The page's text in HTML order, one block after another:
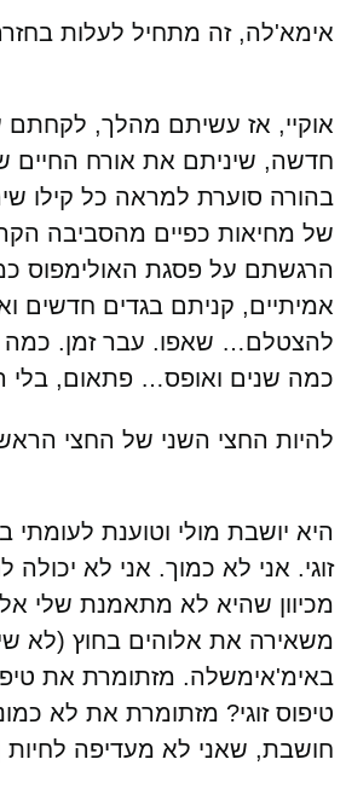
אימא'לה, זה מתחיל לעלות
אוקיי, אז עשיתם מהלך,
חדשה, שיניתם את אורח
בהורה סוערת למראה כל קילו
של מחיאות כפיים מהסביבה
הרגשתם על פסגת האולימפוס
אמיתיים, קניתם בגדים חדשים
להצטלם… שאפו. עבר זמן. כמה
כמה שנים ואופס… פתאום,
להיות החצי השני של החצי
היא יושבת מולי וטוענת לעומתי
זוגי. אני לא כמוך. אני לא
מכיוון שהיא לא מתאמנת שלי
משאירה את אלוהים בחוץ (לא
באימ'אימשלה. מזתומרת את
טיפוס זוגי? מזתומרת את לא
חושבת, שאני לא מעדיפה